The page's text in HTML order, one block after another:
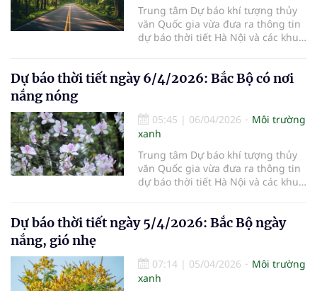
Trung tâm Dự báo khí tượng thủy
văn Quốc gia vừa đưa ra thông tin
dự báo thời tiết Hà Nội và các khu
Dự báo thời tiết ngày 6/4/2026: Bắc Bộ có nơi
nắng nóng
05:45 | 06/04/2026
Môi trường
xanh
Trung tâm Dự báo khí tượng thủy
văn Quốc gia vừa đưa ra thông tin
dự báo thời tiết Hà Nội và các khu
Dự báo thời tiết ngày 5/4/2026: Bắc Bộ ngày
nắng, gió nhẹ
07:14 | 05/04/2026
Môi trường
xanh